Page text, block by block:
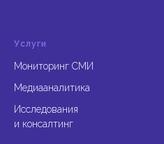
Услуги
Мониторинг СМИ
Медиааналитика
Исследования
и консалтинг